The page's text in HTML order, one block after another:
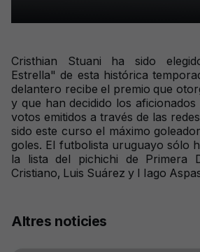
Cristhian Stuani ha sido
Estrella" de esta histórica
delantero recibe el premio que
y que han decidido los
votos emitidos a través de las
sido este curso el máximo
goles. El futbolista uruguayo sólo
la lista del pichichi de Primera
Cristiano, Luis Suárez y I Iago
Altres noticies